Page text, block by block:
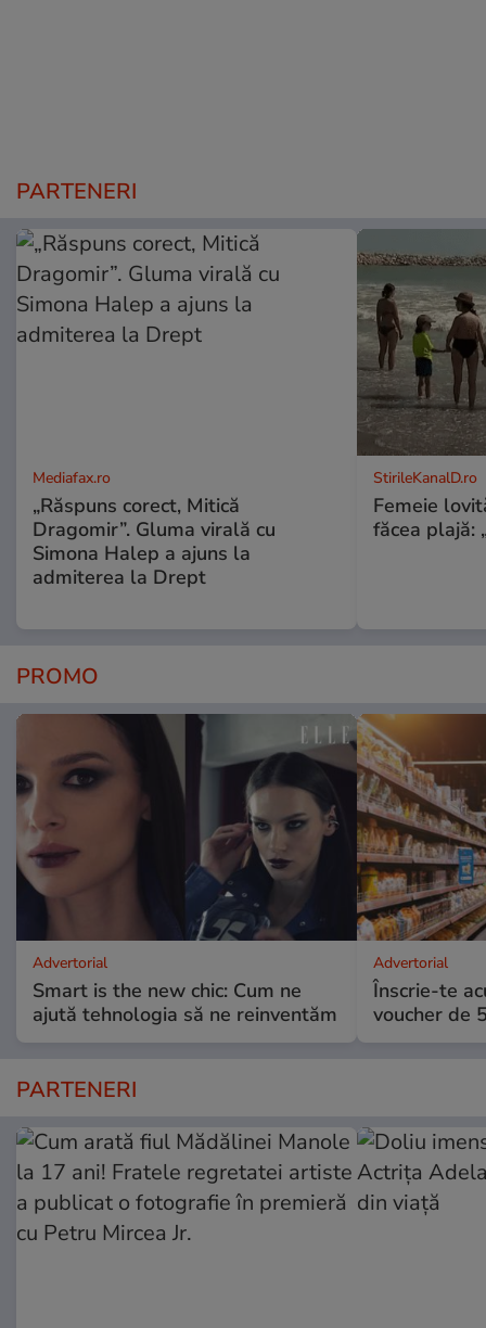
PARTENERI
Mediafax.ro
„Răspuns corect, Mitică
Dragomir”. Gluma virală cu
Simona Halep a ajuns la
admiterea la Drept
StirileKanalD.ro
Femeie
făcea plajă:
PROMO
Advertorial
Smart is the new chic: Cum ne
ajută tehnologia să ne reinventăm
Advertorial
Înscrie-te
voucher de
PARTENERI